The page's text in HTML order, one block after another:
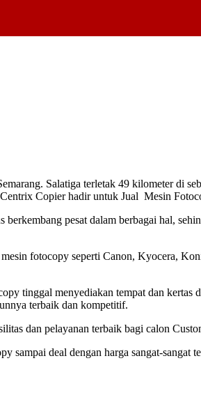
Salatiga terletak 49 kilometer di
Copier hadir untuk Jual Mesin
pesat dalam berbagai hal,
fotocopy seperti Canon, Kyocera,
tinggal menyediakan tempat dan kertas
terbaik dan kompetitif.
dan pelayanan terbaik bagi calon
sampai deal dengan harga sangat-sangat